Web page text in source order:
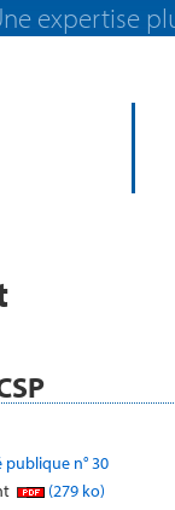
expertise
n° 30
(279 ko)